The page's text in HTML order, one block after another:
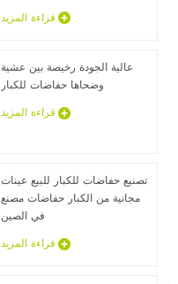
قراءة المزيد
عالية الجودة رخيصة بين عشية
وضحاها حفاضات للكبار
قراءة المزيد
تصنيع حفاضات للكبار للبيع عينات
مجانية من الكبار حفاضات مصنع
في الصين
قراءة المزيد